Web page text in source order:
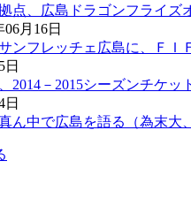
点、広島ドラゴンフライズ
06月16日
ンフレッチェ広島に、Ｆ
日
2014－2015シーズンチケッ
日
ん中で広島を語る（為末大